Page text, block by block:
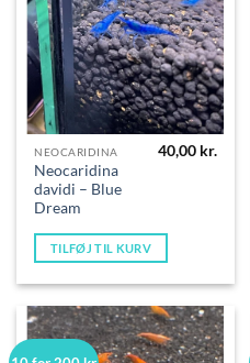
NEOCARIDINA
Neocaridina
davidi – Blue
Dream
40,00 kr.
TILFØJ TIL KURV